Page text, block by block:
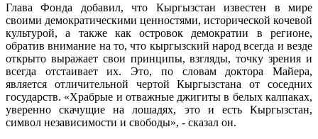
Глава Фонда добавил, что Кыргызстан известен в мире
своими демократическими ценностями, исторической кочевой
культурой, а также как островок демократии в регионе,
обратив внимание на то, что кыргызский народ всегда и везде
открыто выражает свои принципы, взгляды, точку зрения и
всегда отстаивает их. Это, по словам доктора Майера,
является отличительной чертой Кыргызстана от соседних
государств. «Храбрые и отважные джигиты в белых калпаках,
уверенно скачущие на лошадях, это и есть Кыргызстан,
символ независимости и свободы», - сказал он.